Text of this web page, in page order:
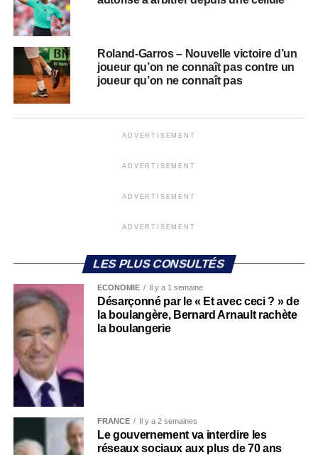
Roland-Garros – Nouvelle victoire d’un
joueur qu’on ne connaît pas contre un
joueur qu’on ne connaît pas
ADVERTISEMENT
ADVERTISEMENT
ADVERTISEMENT
ADVERTISEMENT
LES PLUS CONSULTÉS
ECONOMIE Il y a 1 semaine
Désarçonné par le « Et avec ceci ? » de
la boulangère, Bernard Arnault rachète
la boulangerie
FRANCE Il y a 2 semaines
Le gouvernement va interdire les
réseaux sociaux aux plus de 70 ans